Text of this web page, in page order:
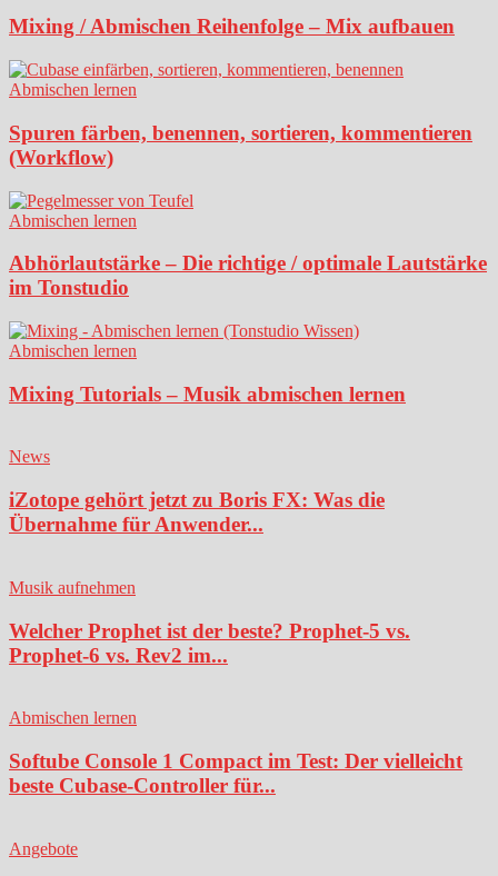
Mixing / Abmischen Reihenfolge – Mix aufbauen
Abmischen lernen
Spuren färben, benennen, sortieren, kommentieren
(Workflow)
Abmischen lernen
Abhörlautstärke – Die richtige / optimale Lautstärke
im Tonstudio
Abmischen lernen
Mixing Tutorials – Musik abmischen lernen
News
iZotope gehört jetzt zu Boris FX: Was die
Übernahme für Anwender...
Musik aufnehmen
Welcher Prophet ist der beste? Prophet-5 vs.
Prophet-6 vs. Rev2 im...
Abmischen lernen
Softube Console 1 Compact im Test: Der vielleicht
beste Cubase-Controller für...
Angebote